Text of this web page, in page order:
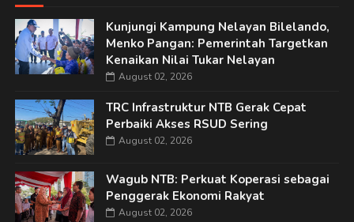
Kunjungi Kampung Nelayan Bilelando,
Menko Pangan: Pemerintah Targetkan
Kenaikan Nilai Tukar Nelayan
August 02, 2026
TRC Infrastruktur NTB Gerak Cepat
Perbaiki Akses RSUD Sering
August 02, 2026
Wagub NTB: Perkuat Koperasi sebagai
Penggerak Ekonomi Rakyat
August 02, 2026